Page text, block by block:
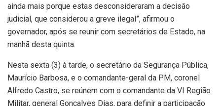
ainda mais porque estas desconsideraram a decisão
judicial, que considerou a greve ilegal”, afirmou o
governador, após se reunir com secretários de Estado, na
manhã desta quinta.
Nesta sexta (3) à tarde, o secretário da Segurança Pública,
Maurício Barbosa, e o comandante-geral da PM, coronel
Alfredo Castro, se reúnem com o comandante da VI Região
Militar, general Gonçalves Dias, para definir a participação